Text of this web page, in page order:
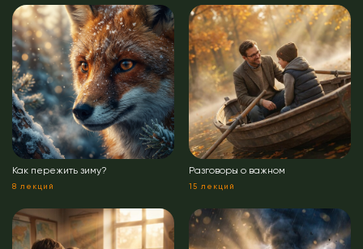
8 лекций
Как пережить зиму?
15 лекций
Разговоры о важном